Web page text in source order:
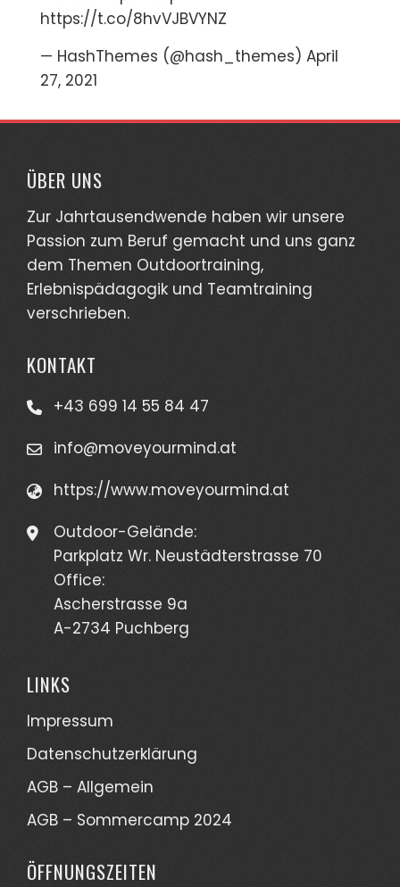
https://t.co/8hvVJBVYNZ
— HashThemes (@hash_themes) April
27, 2021
ÜBER UNS
Zur Jahrtausendwende haben wir unsere
Passion zum Beruf gemacht und uns ganz
dem Themen Outdoortraining,
Erlebnispädagogik und Teamtraining
verschrieben.
KONTAKT
+43 699 14 55 84 47
info@moveyourmind.at
https://www.moveyourmind.at
Outdoor-Gelände:
Parkplatz Wr. Neustädterstrasse 70
Office:
Ascherstrasse 9a
A-2734 Puchberg
LINKS
Impressum
Datenschutzerklärung
AGB – Allgemein
AGB – Sommercamp 2024
ÖFFNUNGSZEITEN